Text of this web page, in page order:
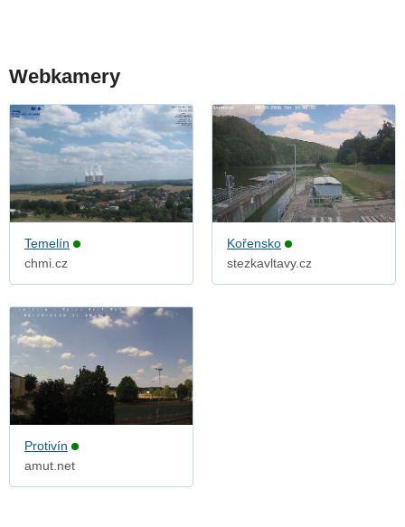
Webkamery
Temelín
chmi.cz
Kořensko
stezkavltavy.cz
Protivín
amut.net